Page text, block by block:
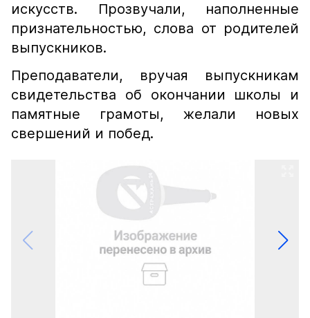
искусств. Прозвучали, наполненные
признательностью, слова от родителей
выпускников.
Преподаватели, вручая выпускникам
свидетельства об окончании школы и
памятные грамоты, желали новых
свершений и побед.